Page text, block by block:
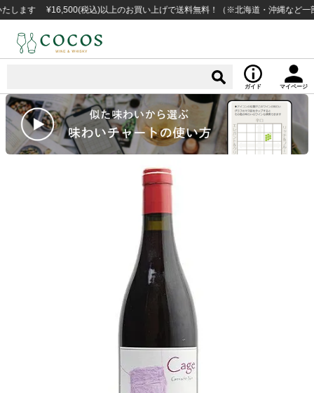
す ¥16,500(税込)以上のお買い上げで送料無料！（※北海道・沖縄など一部例
ガイド マイページ